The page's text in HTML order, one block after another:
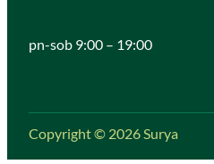
pn-sob 9:00 – 19:00
Copyright © 2026 Surya